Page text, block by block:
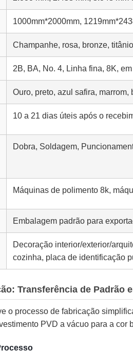
1000mm*2000mm,
Champanhe, rosa, bronze,
2B, BA, No. 4, Linha fina, 8K,
Ouro, preto, azul safira,
10 a 21 dias úteis após o
Dobra, Soldagem,
Máquinas de polimento 8k,
Embalagem padrão para
Decoração interior/exterior/
cozinha, placa de identificação
Transferência de Padrão
o processo de fabricação
PVD a vácuo para a